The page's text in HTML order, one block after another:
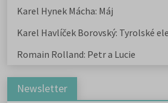
Karel Hynek Mácha: Máj
Karel Havlíček Borovský: Tyrolské
Romain Rolland: Petr a Lucie
Newsletter